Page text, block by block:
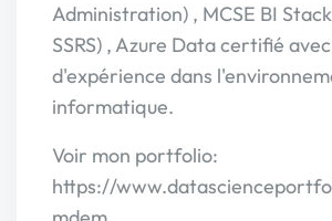
Administration) , MCSE BI
SSRS) , Azure Data certifié
d'expérience dans
informatique.
Voir mon portfolio:
https://